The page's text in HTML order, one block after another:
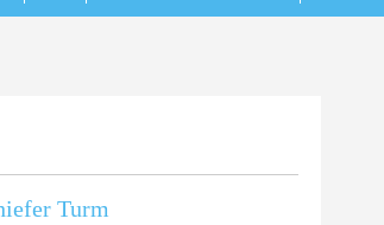
Turm